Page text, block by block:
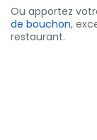
Ou apportez
de bouchon,
restaurant.